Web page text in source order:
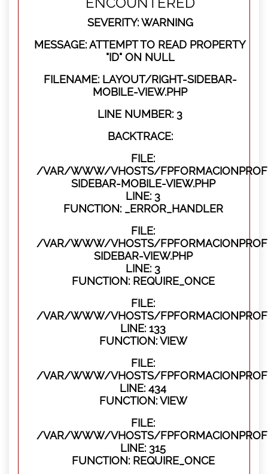
SEVERITY: WARNING
MESSAGE: ATTEMPT TO READ PROPERTY
"ID" ON NULL
FILENAME: LAYOUT/RIGHT-SIDEBAR-
MOBILE-VIEW.PHP
LINE NUMBER: 3
BACKTRACE:
FILE:
/VAR/WWW/VHOSTS/
SIDEBAR-MOBILE-VIEW.PHP
LINE: 3
FUNCTION: _ERROR_HANDLER
FILE:
/VAR/WWW/VHOSTS/
SIDEBAR-VIEW.PHP
LINE: 3
FUNCTION: REQUIRE_ONCE
FILE:
/VAR/WWW/VHOSTS/
LINE: 133
FUNCTION: VIEW
FILE:
/VAR/WWW/VHOSTS/
LINE: 434
FUNCTION: VIEW
FILE:
/VAR/WWW/VHOSTS/
LINE: 315
FUNCTION: REQUIRE_ONCE